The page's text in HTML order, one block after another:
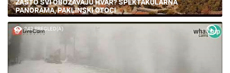
PANORAMA, PAKLINSKI OTOCI
242 PREGLED(A)